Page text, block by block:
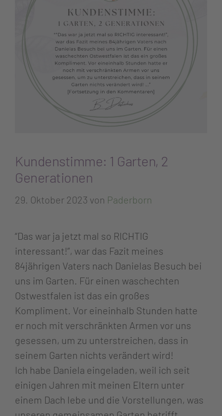
Kundenstimme: 1 Garten, 2
Generationen
29. Oktober 2023 von Paderborn
“Das war ja jetzt mal so RICHTIG
interessant!”, war das Fazit meines
84jährigen Vaters nach Danielas Besuch bei
uns im Garten. Für einen waschechten
Ostwestfalen ist das ein großes
Kompliment. Vor eineinhalb Stunden hatte
er noch mit verschränkten Armen vor uns
gesessen, um zu unterstreichen, dass in
seinem Garten nichts verändert wird!
Ich habe Daniela eingeladen, weil ich seit
einigen Jahren mit meinen Eltern unter
einem Dach lebe und die Vorstellungen, was